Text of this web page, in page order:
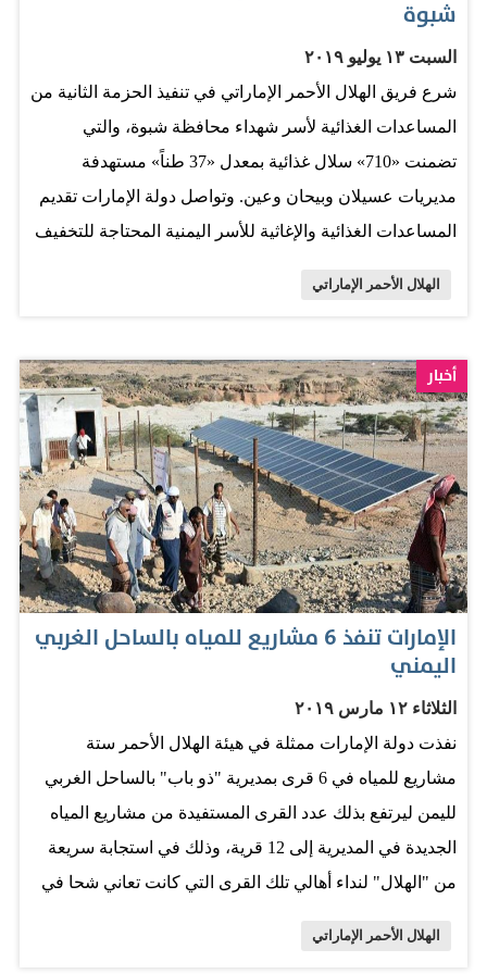
شبوة
السبت ١٣ يوليو ٢٠١٩
شرع فريق الهلال الأحمر الإماراتي في تنفيذ الحزمة الثانية من
المساعدات الغذائية لأسر شهداء محافظة شبوة، والتي
تضمنت «710» سلال غذائية بمعدل «37 طناً» مستهدفة
مديريات عسيلان وبيحان وعين. وتواصل دولة الإمارات تقديم
المساعدات الغذائية والإغاثية للأسر اليمنية المحتاجة للتخفيف
وشعباً على هذا العون الكبير واللفتة الإنسانية التي ستسهم
في التخفيف من معاناة الكثير من الأسر في ظل الظروف
المعيشية الصعبة. يذكر أن عدد السلال الغذائية التي تم توزيعها
منذ بداية «عام التسامح» بلغت 28 ألفاً و220 سلة غذائية
استهدفت 127 ألفاً و789 شخصاً من الأسر المحتاجة
والمتضررة في محافظة شبوة بمعدل 1660 طناً و920
كيلوغراماً. المصدر: البيان
الهلال الأحمر الإماراتي
أخبار
الإمارات تنفذ 6 مشاريع للمياه بالساحل الغربي
اليمني
الثلاثاء ١٢ مارس ٢٠١٩
نفذت دولة الإمارات ممثلة في هيئة الهلال الأحمر ستة
مشاريع للمياه في 6 قرى بمديرية "ذو باب" بالساحل الغربي
لليمن ليرتفع بذلك عدد القرى المستفيدة من مشاريع المياه
الجديدة في المديرية إلى 12 قرية، وذلك في استجابة سريعة
من "الهلال" لنداء أهالي تلك القرى التي كانت تعاني شحا في
الهلال الأحمر الإماراتي